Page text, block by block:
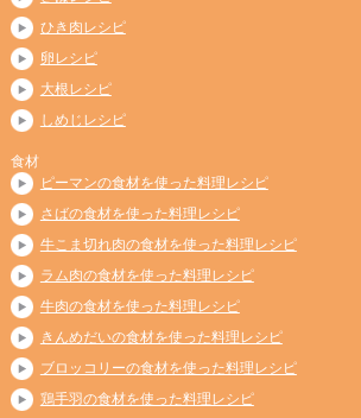
ひき肉レシピ
卵レシピ
大根レシピ
しめじレシピ
食材
ピーマンの食材を使った料理レシピ
さばの食材を使った料理レシピ
牛こま切れ肉の食材を使った料理レシピ
ラム肉の食材を使った料理レシピ
牛肉の食材を使った料理レシピ
きんめだいの食材を使った料理レシピ
ブロッコリーの食材を使った料理レシピ
鶏手羽の食材を使った料理レシピ